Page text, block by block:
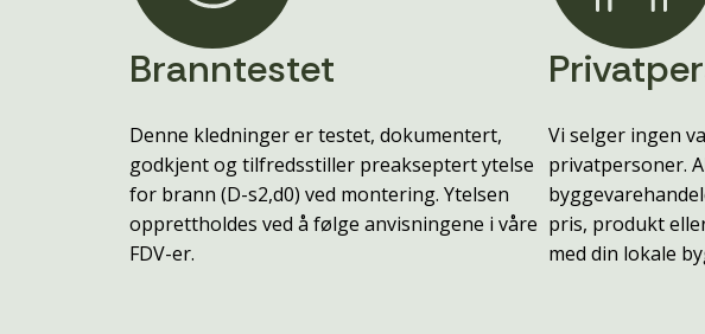
Branntestet
Denne kledninger er testet, dokumentert,
godkjent og tilfredsstiller preakseptert ytelse
for brann (D-s2,d0) ved montering. Ytelsen
opprettholdes ved å følge anvisningene i våre
FDV-er.
Vi selger ingen
privatpersoner.
pris, produkt
med din lokale